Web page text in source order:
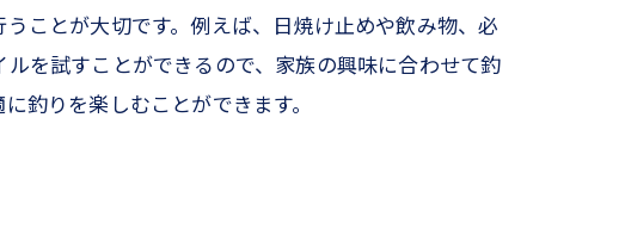
ことが大切です。例えば、日焼け止めや飲み物、必
を試すことができるので、家族の興味に合わせて釣
釣りを楽しむことができます。